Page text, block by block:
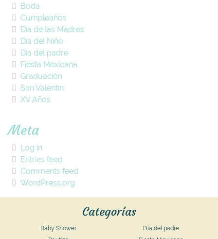
Boda
Cumpleaños
Día de las Madres
Día del Niño
Día del padre
Fiesta Mexicana
Graduación
San Valentín
XV Años
Meta
Log in
Entries feed
Comments feed
WordPress.org
Categorías
Baby Shower
Día del padre